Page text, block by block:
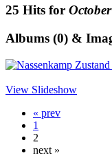
25 Hits for
Albums (0) &
View Slideshow
« prev
1
2
next »